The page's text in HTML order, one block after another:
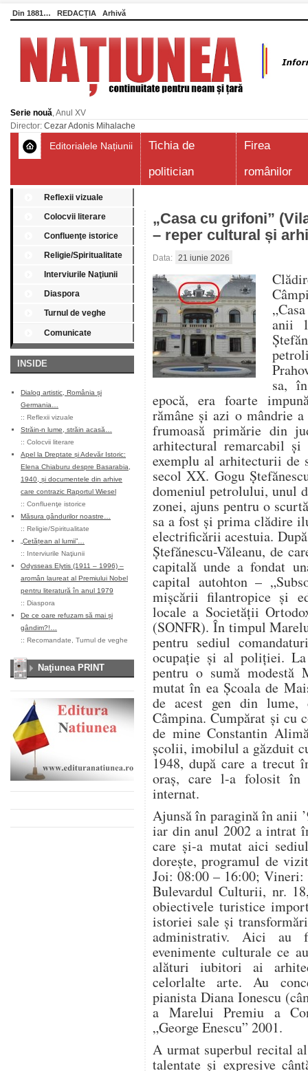
Din 1881… REDACȚIA Arhivă
Serie nouă, Anul XV
Director: Cezar Adonis Mihalache
Editorialele Națiunii
Tichia de
politician
Firea
românilor
Reflexii vizuale
Colocvii literare
Confluenţe istorice
Religie/Spiritualitate
Interviurile Naţiunii
Diaspora
Turnul de veghe
Comunicate
INSIDE
Dialog artistic, România și
Germania…
:: Reflexii vizuale
Străin-n lume, străin acasă…
:: Colocvii literare
Apel la Dreptate și Adevăr Istoric:
Elena Chiaburu despre Basarabia,
1940, și documentele din arhive
care contrazic Raportul Wiesel
:: Confluenţe istorice
Măsura gândurilor noastre…
:: Religie/Spiritualitate
„Cetățean al lumii”…
:: Interviurile Naţiunii
Odysseas Elytis (1911 – 1996) –
aromân laureat al Premiului Nobel
pentru literatură în anul 1979
:: Diaspora
De ce oare refuzam să mai și
gândim?!…
:: Recomandate Turnul de veghe
Naţiunea PRINT
„Casa cu grifoni”
– reper cultural și
Data: 21 iunie 2026
anii
sa,
epocă, era foarte
rămâne și azi o mândrie
frumoasă primărie din
arhitectural remarcabil
exemplu al arhitecturii
secol XX. Gogu
domeniul petrolului, unul
zonei, ajuns pentru o
sa a fost și prima clădire
electrificării acestuia.
Ștefănescu-Văleanu, de
capitală unde a fondat
capital autohton –
mișcării filantropice și
locale a Societății
(SONFR). În timpul
pentru sediul
ocupație și al poliției.
pentru o sumă modestă
mutat în ea Școala de
de acest gen din
Câmpina. Cumpărat și cu
de mine Constantin
școlii, imobilul a găzduit
1948, după care a trecut
oraș, care l-a folosit în
internat.
Ajunsă în paragină în anii
iar din anul 2002 a intrat
care și-a mutat aici
dorește, programul de
Joi: 08:00 – 16:00; Vineri:
Bulevardul Culturii, nr.
obiectivele turistice
istoriei sale și
administrativ. Aici au
evenimente culturale ce
alături iubitori ai
celorlalte arte. Au
pianista Diana Ionescu
a Marelui Premiu a
„George Enescu” 2001.
A urmat superbul recital
talentate și expresive